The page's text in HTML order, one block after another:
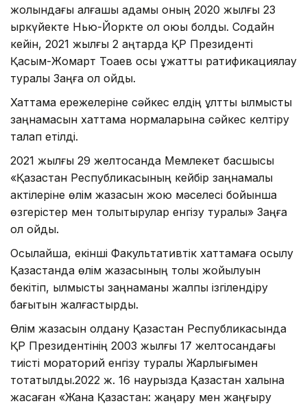
жолындағы алғашқы қадамы оның 2020 жылғы 23
қыркүйекте Нью-Йоркте қол қоюы болды. Содайн
кейін, 2021 жылғы 2 қаңтарда ҚР Президенті
Қасым-Жомарт Тоқаев осы құжатты ратификациялау
туралы Заңға қол қойды.
Хаттама ережелеріне сәйкес елдің ұлттық қылмыстық
заңнамасын хаттама нормаларына сәйкес келтіру
талап етілді.
2021 жылғы 29 желтоқсанда Мемлекет басшысы
«Қазақстан Республикасының кейбір заңнамалық
актілеріне өлім жазасын жою мәселесі бойынша
өзгерістер мен толықтырулар енгізу туралы» Заңға
қол қойды.
Осылайша, екінші Факультативтік хаттамаға қосылу
Қазақстанда өлім жазасының толық жойылуын
бекітіп, қылмыстық заңнаманы жалпы ізгілендіру
бағытын жалғастырды.
Өлім жазасын қолдану Қазақстан Республикасында
ҚР Президентінің 2003 жылғы 17 желтоқсандағы
тиісті мораторий енгізу туралы Жарлығымен
тоқтатылды.2022 ж. 16 наурызда Қазақстан халқына
жасаған «Жана Қазақстан: жаңару мен жаңғыру